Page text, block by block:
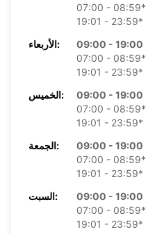
07:00 - 08:59*
19:01 - 23:59*
الأربعاء:
09:00 - 19:00
07:00 - 08:59*
19:01 - 23:59*
الخميس:
09:00 - 19:00
07:00 - 08:59*
19:01 - 23:59*
الجمعة:
09:00 - 19:00
07:00 - 08:59*
19:01 - 23:59*
السبت:
09:00 - 19:00
07:00 - 08:59*
19:01 - 23:59*